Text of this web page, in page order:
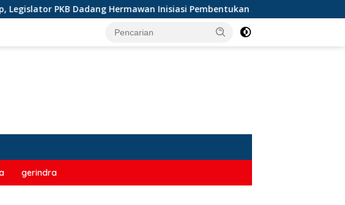
PKB Dadang Hermawan Inisiasi Pembentukan Asosiasi BPJS
gerindra